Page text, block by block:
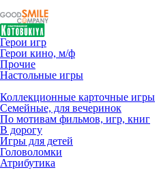
Герои игр
Герои кино, м/ф
Прочие
Настольные игры
Коллекционные карточные игры
Семейные, для вечеринок
По мотивам фильмов, игр, книг
В дорогу
Игры для детей
Головоломки
Атрибутика